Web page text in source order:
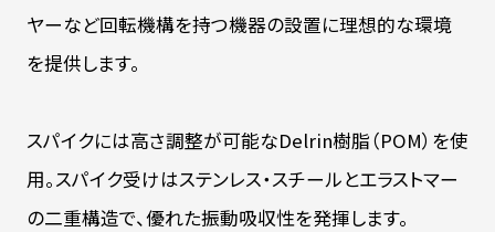
ヤーなど回転機構を持つ機器の設置に理想的な環境
を提供します。
スパイクには高さ調整が可能なDelrin樹脂（POM）を使
用。スパイク受けはステンレス・スチールとエラストマー
の二重構造で、優れた振動吸収性を発揮します。